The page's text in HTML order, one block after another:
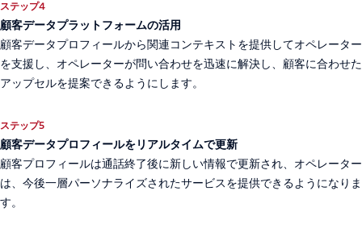
ステップ4
顧客データプラットフォームの活用
顧客データプロフィールから関連コンテキストを提供してオペレーター
を支援し、オペレーターが問い合わせを迅速に解決し、顧客に合わせた
アップセルを提案できるようにします。
ステップ5
顧客データプロフィールをリアルタイムで更新
顧客プロフィールは通話終了後に新しい情報で更新され、オペレーター
は、今後一層パーソナライズされたサービスを提供できるようになりま
す。